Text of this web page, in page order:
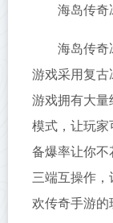
海岛传奇
海岛传奇
游戏采用复古
游戏拥有大量
模式，让玩家
备爆率让你不
三端互操作
欢传奇手游的